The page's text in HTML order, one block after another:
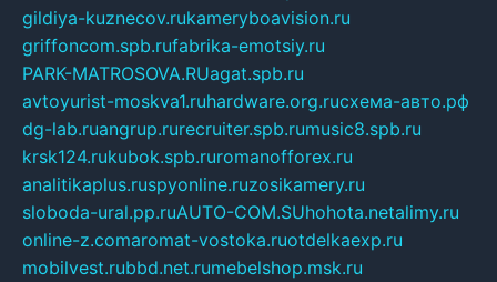
gildiya-kuznecov.rukameryboavision.ru
griffoncom.spb.rufabrika-emotsiy.ru
PARK-MATROSOVA.RUagat.spb.ru
avtoyurist-moskva1.ruhardware.org.ruсхема-авто.рф
dg-lab.ruangrup.rurecruiter.spb.rumusic8.spb.ru
krsk124.rukubok.spb.ruromanofforex.ru
analitikaplus.ruspyonline.ruzosikamery.ru
sloboda-ural.pp.ruAUTO-COM.SUhohota.netalimy.ru
online-z.comaromat-vostoka.ruotdelkaexp.ru
mobilvest.rubbd.net.rumebelshop.msk.ru